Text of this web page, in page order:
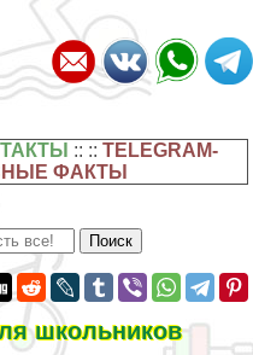
:: ::TELEGRAM-
ФАКТЫ
школьников